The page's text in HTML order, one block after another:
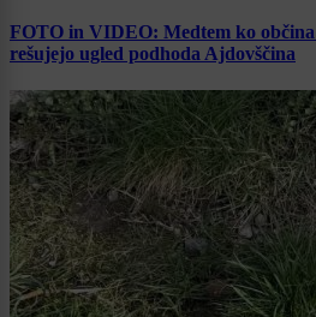
FOTO in VIDEO: Medtem ko
rešujejo ugled podhoda Ajdovščina